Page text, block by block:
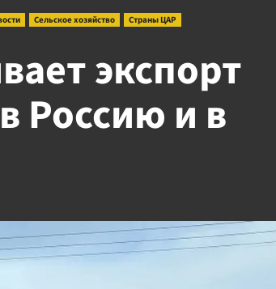
Сельское хозяйство
Страны ЦАР
экспорт
Россию и в